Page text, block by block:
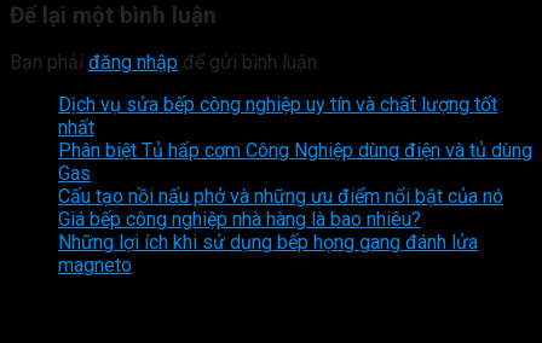
Để lại một bình luận
Bạn phải đăng nhập để gửi bình luận.
Dịch vụ sửa bếp công nghiệp uy tín và chất lượng tốt
nhất
Phân biệt Tủ hấp cơm Công Nghiệp dùng điện và tủ dùng
Gas
Cấu tạo nồi nấu phở và những ưu điểm nổi bật của nó
Giá bếp công nghiệp nhà hàng là bao nhiêu?
Những lợi ích khi sử dụng bếp họng gang đánh lửa
magneto